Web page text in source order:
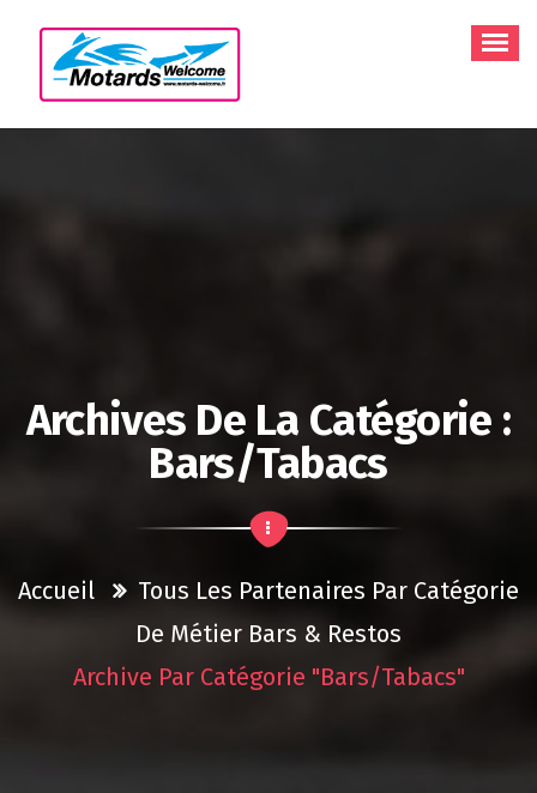
contenu
Archives De La Catégorie :
Bars/Tabacs
Accueil
Tous Les Partenaires Par Catégorie
De Métier Bars & Restos
Archive Par Catégorie "Bars/Tabacs"